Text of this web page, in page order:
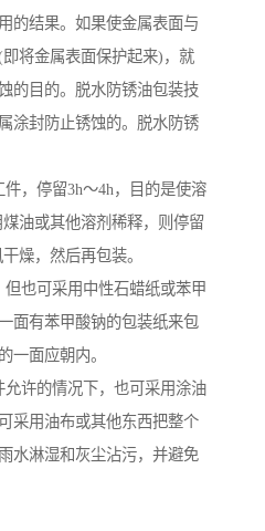
的结果。如果使金属表面与
将金属表面保护起来)，就
的目的。脱水防锈油包装技
涂封防止锈蚀的。脱水防锈
，停留3h～4h，目的是使溶
油或其他溶剂稀释，则停留
燥，然后再包装。
也可采用中性石蜡纸或苯甲
面有苯甲酸钠的包装纸来包
一面应朝内。
许的情况下，也可采用涂油
采用油布或其他东西把整个
水淋湿和灰尘沾污，并避免